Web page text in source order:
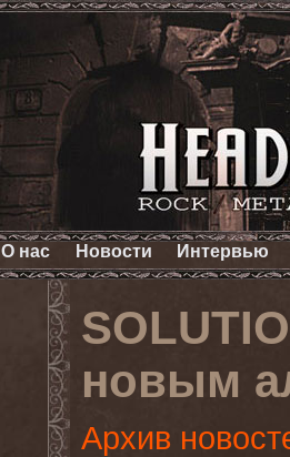
О нас Новости Интервью
новым
Архив